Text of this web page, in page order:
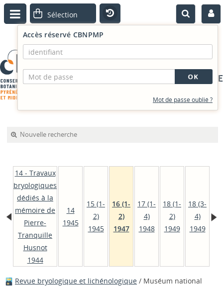
PORTAIL DOCUMENTAIRE
Accès réservé CBNPMP
Mot de passe oublié ?
Nouvelle recherche
14 - Travaux
bryologiques
dédiés à la
mémoire de
Pierre-
Tranquille
Husnot
1944
14
1945
15 (1-
2)
1945
16 (1-
2)
1947
17 (1-
4)
1948
18 (1-
2)
1949
18 (3-
4)
1949
Revue bryologique et lichénologique / Muséum national